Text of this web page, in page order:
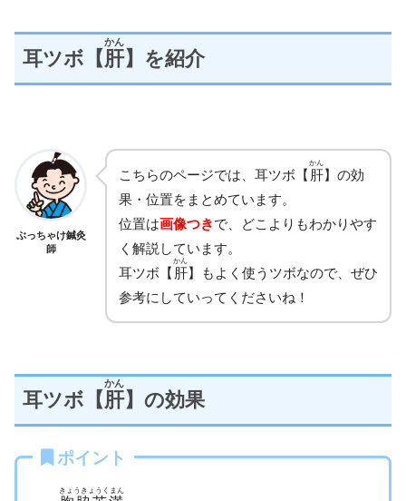
耳ツボ【 肝
かん
】を紹介
ぶっちゃけ鍼灸
師
こちらのページでは、耳ツボ【 肝
かん
】の効
果・位置をまとめています。
位置は画像つきで、どこよりもわかりやす
く解説しています。
耳ツボ【 肝
かん
】もよく使うツボなので、ぜひ
参考にしていってくださいね！
耳ツボ【肝
かん
】の効果
ポイント
きょうきょうくまん